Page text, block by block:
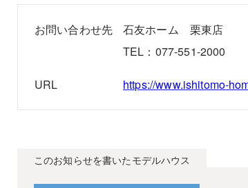
お問い合わせ先
石友ホーム 栗東店
TEL：077-551-2000
URL https://www.ishitomo-
このお知らせを書いたモデルハウス